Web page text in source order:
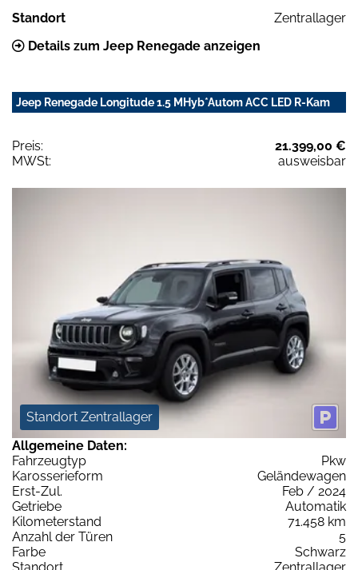
Standort
Zentrallager
Details zum Jeep Renegade anzeigen
Jeep Renegade Longitude 1.5 MHyb*Autom ACC LED R-Kam
Preis:
21.399,00 €
MWSt:
ausweisbar
Standort Zentrallager
Allgemeine Daten:
Fahrzeugtyp
Pkw
Karosserieform
Geländewagen
Erst-Zul.
Feb / 2024
Getriebe
Automatik
Kilometerstand
71.458 km
Anzahl der Türen
5
Farbe
Schwarz